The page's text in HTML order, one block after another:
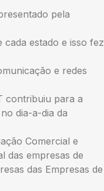
pela
estado e isso fez
e redes
contribuiu para a
dia-a-dia da
Comercial e
das empresas de
das Empresas de